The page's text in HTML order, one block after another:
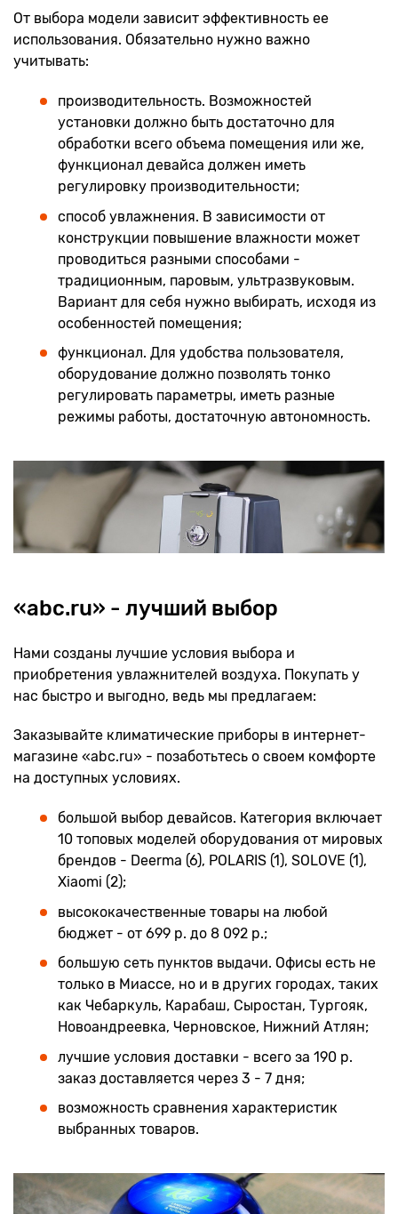
От выбора модели зависит эффективность ее
использования. Обязательно нужно важно
учитывать:
производительность. Возможностей
установки должно быть достаточно для
обработки всего объема помещения или же,
функционал девайса должен иметь
регулировку производительности;
способ увлажнения. В зависимости от
конструкции повышение влажности может
проводиться разными способами -
традиционным, паровым, ультразвуковым.
Вариант для себя нужно выбирать, исходя из
особенностей помещения;
функционал. Для удобства пользователя,
оборудование должно позволять тонко
регулировать параметры, иметь разные
режимы работы, достаточную автономность.
«abc.ru» - лучший выбор
Нами созданы лучшие условия выбора и
приобретения увлажнителей воздуха. Покупать у
нас быстро и выгодно, ведь мы предлагаем:
Заказывайте климатические приборы в интернет-
магазине «abc.ru» - позаботьтесь о своем комфорте
на доступных условиях.
большой выбор девайсов. Категория включает
10 топовых моделей оборудования от мировых
брендов - Deerma (6), POLARIS (1), SOLOVE (1),
Xiaomi (2);
высококачественные товары на любой
бюджет - от 699 р. до 8 092 р.;
большую сеть пунктов выдачи. Офисы есть не
только в Миассе, но и в других городах, таких
как Чебаркуль, Карабаш, Сыростан, Тургояк,
Новоандреевка, Черновское, Нижний Атлян;
лучшие условия доставки - всего за 190 р.
заказ доставляется через 3 - 7 дня;
возможность сравнения характеристик
выбранных товаров.